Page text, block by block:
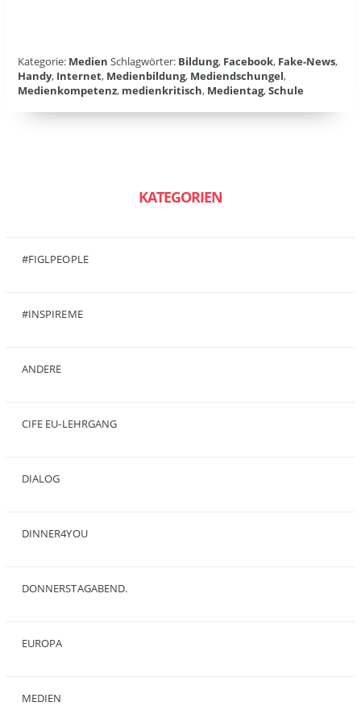
Kategorie: Medien Schlagwörter: Bildung, Facebook, Fake-News,
Handy, Internet, Medienbildung, Mediendschungel,
Medienkompetenz, medienkritisch, Medientag,Schule
KATEGORIEN
#FIGLPEOPLE
#INSPIREME
ANDERE
CIFE EU-LEHRGANG
DIALOG
DINNER4YOU
DONNERSTAGABEND.
EUROPA
MEDIEN